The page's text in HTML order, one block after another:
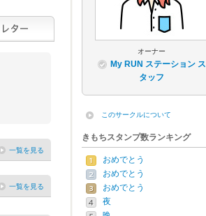
一覧を見る
一覧を見る
オーナー
My RUN ステーション ス
タッフ
このサークルについて
きもちスタンプ数ランキング
おめでとう
おめでとう
おめでとう
夜